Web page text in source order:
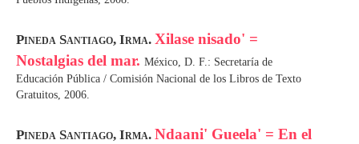
Pineda Santiago, Irma. Xilase nisado' =
Nostalgias del mar. México, D. F.: Secretaría de
Educación Pública / Comisión Nacional de los Libros de Texto
Gratuitos, 2006.
Pineda Santiago, Irma. Ndaani' Gueela' = En el